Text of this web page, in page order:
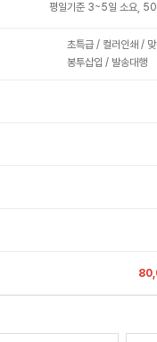
평일기준 3~5일 소요,
초특급 / 컬러인쇄 /
봉투삽입 / 발송대행